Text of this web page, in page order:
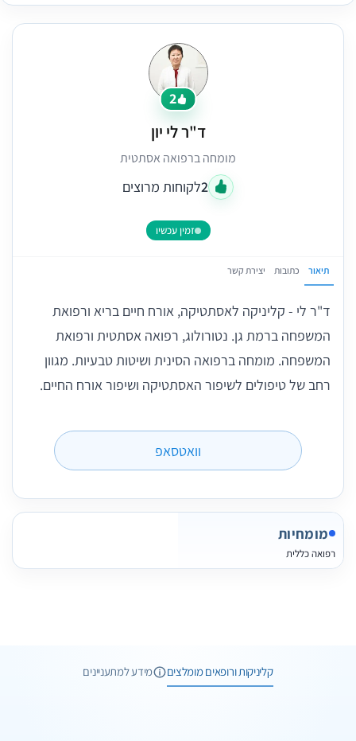
2
ד"ר לי יון
מומחה ברפואה אסתטית
2לקוחות מרוצים
זמין עכשיו
תיאור כתובות יצירת קשר
ד"ר לי - קליניקה לאסתטיקה, אורח חיים בריא ורפואת
המשפחה ברמת גן. נטורולוג, רפואה אסתטית ורפואת
המשפחה. מומחה ברפואה הסינית ושיטות טבעיות. מגוון
רחב של טיפולים לשיפור האסתטיקה ושיפור אורח החיים.
וואטסאפ
מומחיות
רפואה כללית
קליניקות ורופאים מומלצים מידע למתעניינים
1 תמונות